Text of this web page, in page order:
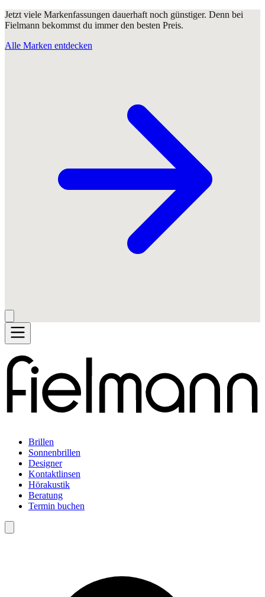
Jetzt viele Markenfassungen dauerhaft noch günstiger. Denn bei
Fielmann bekommst du immer den besten Preis.
Alle Marken entdecken
Brillen
Sonnenbrillen
Designer
Kontaktlinsen
Hörakustik
Beratung
Termin buchen